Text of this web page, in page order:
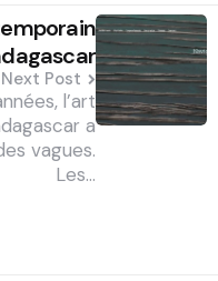
Next Post
l’art
a
vagues.
Les…